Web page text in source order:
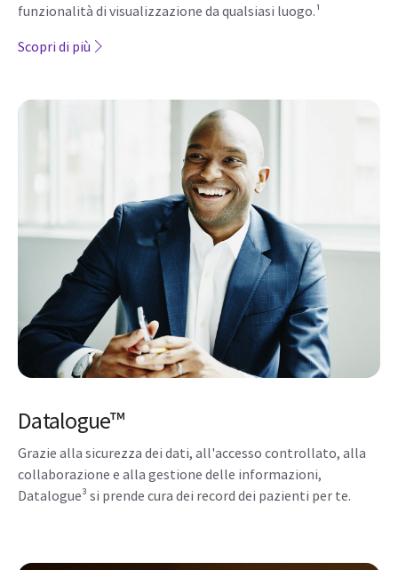
funzionalità di visualizzazione da qualsiasi luogo.¹
Scopri di più
Datalogue™
Grazie alla sicurezza dei dati, all'accesso controllato, alla
collaborazione e alla gestione delle informazioni,
Datalogue³ si prende cura dei record dei pazienti per te.